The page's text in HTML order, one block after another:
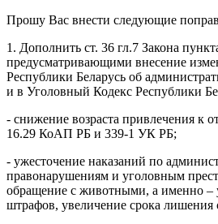
Прошу Вас внести следующие
1. Дополнить ст. 36 гл.7 Закона
предусматривающими внесение
Республики Беларусь об
и в Уголовный Кодекс Республики
- снижение возраста привлечения к
16.29 КоАП РБ и 339-1 УК РБ;
- ужесточение наказаний по
правонарушениям и уголовным
обращение с животными, а именно –
штрафов, увеличение срока лишения